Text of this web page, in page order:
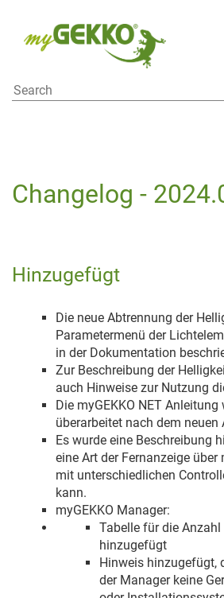
Changelog -
Hinzugefügt
Die neue Abtrennung der
Parametermenü der
in der Dokumentation
Zur Beschreibung der
auch Hinweise zur Nutzung
Die myGEKKO NET
überarbeitet nach dem neuen
Es wurde eine Beschreibung
eine Art der Fernanzeige über
mit unterschiedlichen
kann.
myGEKKO Manager:
Tabelle für die Anzahl
hinzugefügt
Hinweis hinzugefügt,
der Manager keine